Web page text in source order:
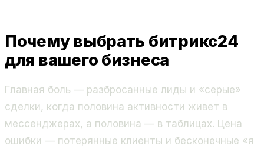
Почему выбрать битрикс24
для вашего бизнеса
Главная боль — разбросанные лиды и «серые»
сделки, когда половина активности живет в
мессенджерах, а половина — в таблицах. Цена
ошибки — потерянные клиенты и бесконечные «я